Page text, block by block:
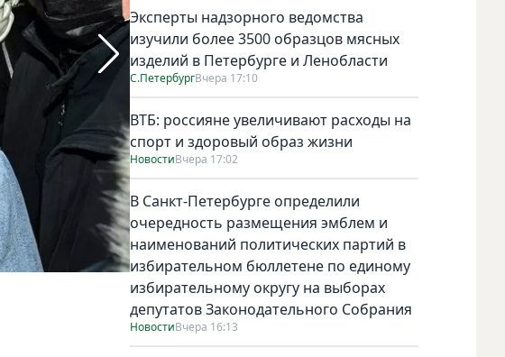
Канье Уэст и Тейлор Свифт на вручении премии MTV
Эксперты надзорного ведомства
изучили более 3500 образцов мясных
изделий в Петербурге и Ленобласти
С.ПетербургВчера 17:10
ВТБ: россияне увеличивают расходы на
спорт и здоровый образ жизни
НовостиВчера 17:02
В Санкт-Петербурге определили
очередность размещения эмблем и
наименований политических партий в
избирательном бюллетене по единому
избирательному округу на выборах
депутатов Законодательного Собрания
НовостиВчера 16:13